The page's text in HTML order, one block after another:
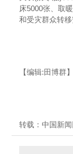
床5000张、
和受灾群众转移
【编辑:田博群】
转载：中国新